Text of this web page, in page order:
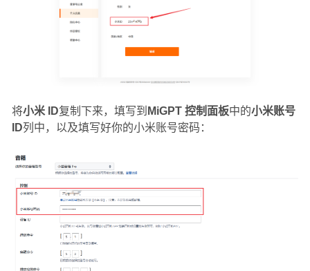
将小米 ID复制下来，填写到 MiGPT 控制面板中的小米账号
ID列中，以及填写好你的小米账号密码：